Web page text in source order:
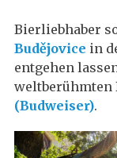
Bierliebhaber
Budějovice in
entgehen
weltberühmten
(Budweiser).